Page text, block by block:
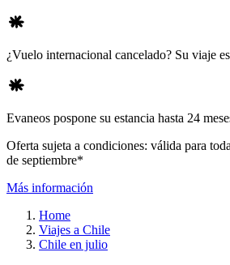
¿Vuelo internacional cancelado? Su viaje
Evaneos pospone su estancia hasta 24
Oferta sujeta a condiciones: válida para
de septiembre*
Más información
Home
Viajes a Chile
Chile en julio